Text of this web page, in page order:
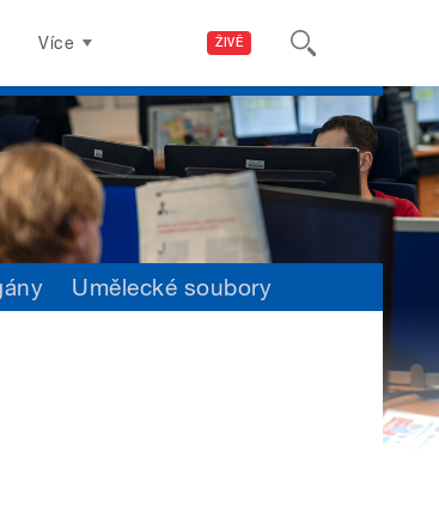
ŽIVĚ
Více
Umělecké soubory